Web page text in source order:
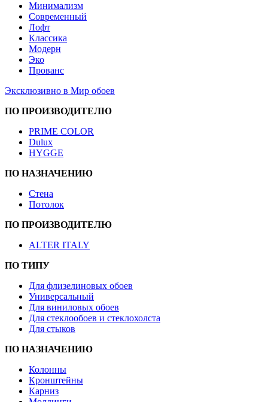
Минимализм
Современный
Лофт
Классика
Модерн
Эко
Прованс
Эксклюзивно в Мир обоев
ПО ПРОИЗВОДИТЕЛЮ
PRIME COLOR
Dulux
HYGGE
ПО НАЗНАЧЕНИЮ
Стена
Потолок
ПО ПРОИЗВОДИТЕЛЮ
ALTER ITALY
ПО ТИПУ
Для флизелиновых обоев
Универсальный
Для виниловых обоев
Для стеклообоев и стеклохолста
Для стыков
ПО НАЗНАЧЕНИЮ
Колонны
Кронштейны
Карниз